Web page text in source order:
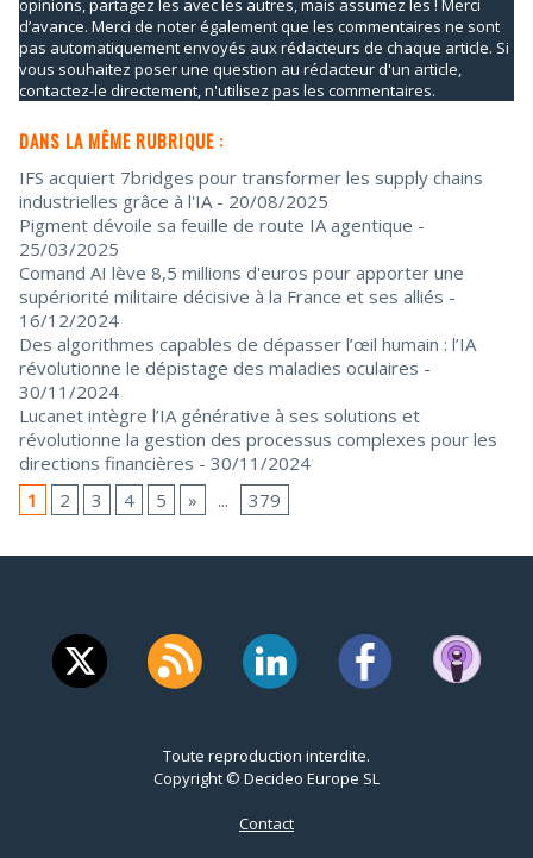
d’avance. Merci de noter également que les commentaires ne sont
pas automatiquement envoyés aux rédacteurs de chaque article. Si
vous souhaitez poser une question au rédacteur d'un article,
contactez-le directement, n'utilisez pas les commentaires.
DANS LA MÊME RUBRIQUE :
IFS acquiert 7bridges pour transformer les supply chains
industrielles grâce à l'IA - 20/08/2025
Pigment dévoile sa feuille de route IA agentique -
25/03/2025
Comand AI lève 8,5 millions d'euros pour apporter une
supériorité militaire décisive à la France et ses alliés -
16/12/2024
Des algorithmes capables de dépasser l’œil humain : l’IA
révolutionne le dépistage des maladies oculaires -
30/11/2024
Lucanet intègre l’IA générative à ses solutions et
révolutionne la gestion des processus complexes pour les
directions financières - 30/11/2024
1
2 3 4 5 » ... 379
Toute reproduction interdite.
Copyright © Decideo Europe SL
Contact